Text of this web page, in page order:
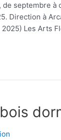
de septembre
Direction à
Les Arts